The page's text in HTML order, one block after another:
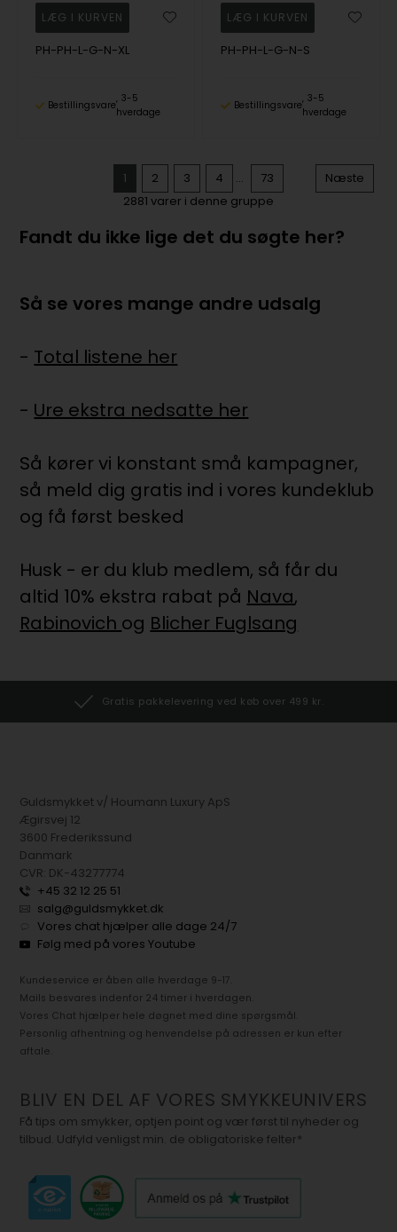
PH-PH-L-G-N-XL
Bestillingsvare
3-5
hverdage
PH-PH-L-G-N-S
Bestillingsvare
3-5
hverdage
1 2 3 4 ... 73
Næste
2881 varer i denne gruppe
Fandt du ikke lige det du søgte her?
Så se vores mange andre udsalg
- Total listene her
- Ure ekstra nedsatte her
Så kører vi konstant små kampagner,
så meld dig gratis ind i vores kundeklub
og få først besked
Husk - er du klub medlem, så får du
altid 10% ekstra rabat på Nava,
Rabinovich og Blicher Fuglsang
Gratis pakkelevering ved køb over 499 kr.
Guldsmykket v/ Houmann Luxury ApS
Ægirsvej 12
3600 Frederikssund
Danmark
CVR: DK-43277774
+45 32 12 25 51
salg@guldsmykket.dk
Vores chat hjælper alle dage 24/7
Følg med på vores Youtube
Kundeservice er åben alle hverdage 9-17.
Mails besvares indenfor 24 timer i hverdagen.
Vores Chat hjælper hele døgnet med dine spørgsmål.
Personlig afhentning og henvendelse på adressen er kun efter
aftale.
BLIV EN DEL AF VORES SMYKKEUNIVERS
Få tips om smykker, optjen point og vær først til nyheder og
tilbud. Udfyld venligst min. de obligatoriske felter*